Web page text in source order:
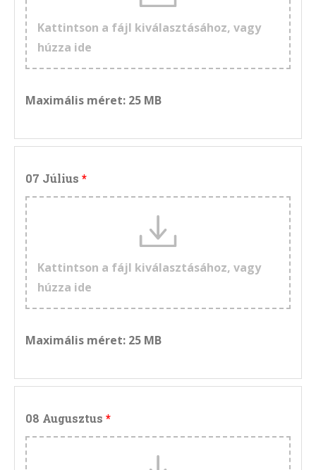
Kattintson a fájl kiválasztásához, vagy
húzza ide
Maximális méret: 25 MB
07 Július
Kattintson a fájl kiválasztásához, vagy
húzza ide
Maximális méret: 25 MB
08 Augusztus